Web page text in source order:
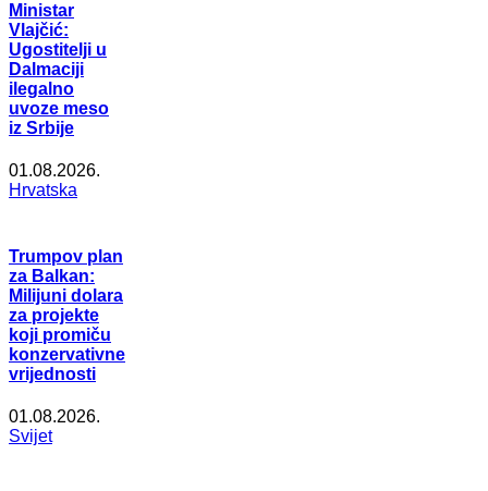
Ministar
Vlajčić:
Ugostitelji u
Dalmaciji
ilegalno
uvoze meso
iz Srbije
01.08.2026.
Hrvatska
Trumpov plan
za Balkan:
Milijuni dolara
za projekte
koji promiču
konzervativne
vrijednosti
01.08.2026.
Svijet